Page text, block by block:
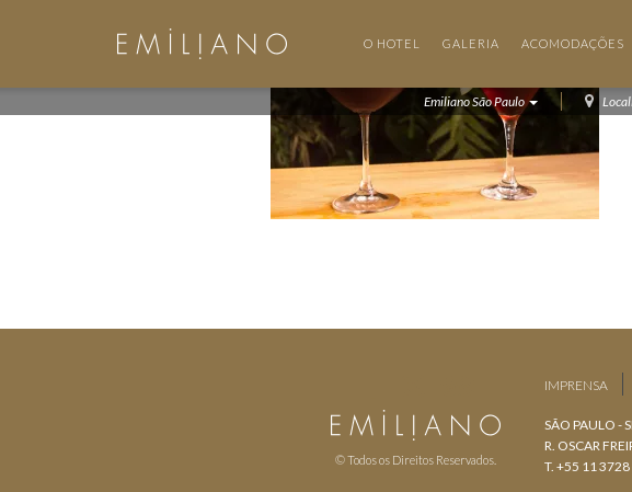
O HOTEL GALERIA ACOMODAÇÕES
Emiliano São Paulo
© Todos os Direitos Reservados.
IMPRENSA
SÃO PAULO -
R. OSCAR
T. +55 11